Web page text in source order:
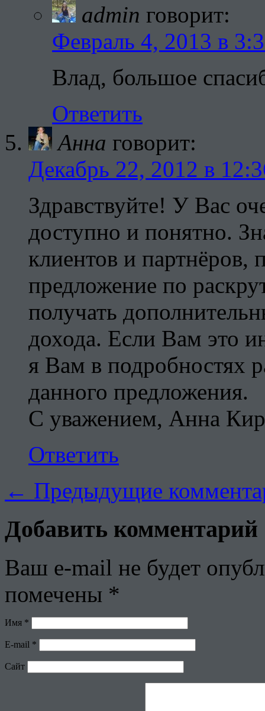
admin говорит:
Февраль 4, 2013 в
Влад, большое
Ответить
Анна говорит:
Декабрь 22, 2012 в
Здравствуйте! У Вас
доступно и понятно.
клиентов и партнёров,
предложение по
получать
дохода. Если Вам это
я Вам в подробностях
данного предложения.
С уважением, Анна
Ответить
← Предыдущие
Добавить комментарий
Ваш e-mail не будет
помечены *
Имя *
E-mail *
Сайт